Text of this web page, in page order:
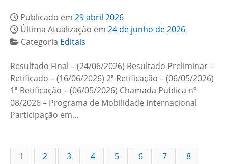
Publicado em 29 abril 2026
Última Atualização em 24 de junho de 2026
Categoria Editais
Resultado Final – (24/06/2026) Resultado Preliminar –
Retificado – (16/06/2026) 2ª Retificação – (06/05/2026)
1ª Retificação – (06/05/2026) Chamada Pública nº
08/2026 – Programa de Mobilidade Internacional
Participação em…
1 2 3 4 5 6 7
8